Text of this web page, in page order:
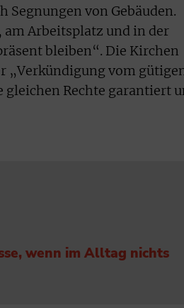
Segnungen von Gebäuden.
Arbeitsplatz und in der
bleiben“. Die Kirchen
„Verkündigung vom
gleichen Rechte garantiert
wenn im Alltag nichts